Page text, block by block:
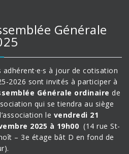
Générale
adhérent·e·s à jour de cotisation
2026 sont invités à participer à
Générale ordinaire de
qui se tiendra au siège
le vendredi 21
2025 à 19h00 (14 rue St-
– 3e étage bât D en fond de